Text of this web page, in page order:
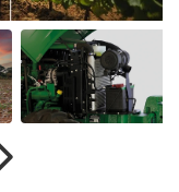
Próximo